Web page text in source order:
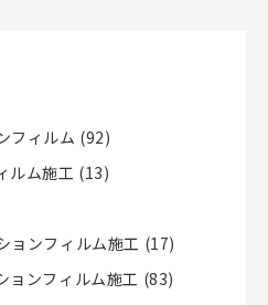
フィルム (92)
ルム施工 (13)
ョンフィルム施工 (17)
ョンフィルム施工 (83)